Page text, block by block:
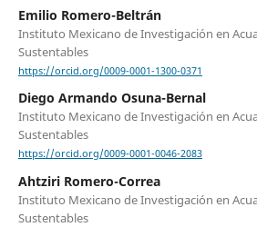
Emilio Romero-Beltrán
Instituto Mexicano de Investigación en
Sustentables
https://orcid.org/0009-0001-1300-0371
Diego Armando Osuna-Bernal
Instituto Mexicano de Investigación en
Sustentables
https://orcid.org/0009-0001-0046-2083
Ahtziri Romero-Correa
Instituto Mexicano de Investigación en
Sustentables